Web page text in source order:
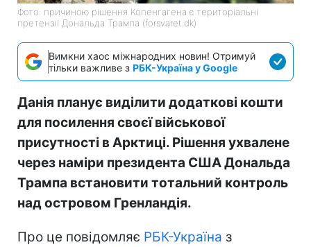
Фото: причиною рішення Копенгагена є територіальні
претензії Дональда Трампа (forsvaret.dk)
Вимкни хаос міжнародних новин! Отримуй
тільки важливе з РБК-Україна у Google
Данія планує виділити додаткові кошти
для посилення своєї військової
присутності в Арктиці. Рішення ухвалене
через наміри президента США Дональда
Трампа встановити тотальний контроль
над островом Гренландія.
Про це повідомляє РБК-Україна з